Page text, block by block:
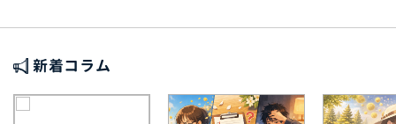
新着コラム